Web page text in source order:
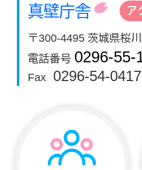
真壁庁舎 ア
〒300-4495 茨城県桜
電話番号 0296-55-
Fax
0296-54-0417